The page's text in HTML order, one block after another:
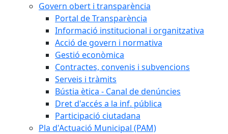
Govern obert i transparència
Portal de Transparència
Informació institucional i organitzativa
Acció de govern i normativa
Gestió econòmica
Contractes, convenis i subvencions
Serveis i tràmits
Bústia ètica - Canal de denúncies
Dret d'accés a la inf. pública
Participació ciutadana
Pla d'Actuació Municipal (PAM)